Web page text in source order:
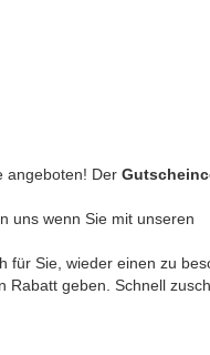
angeboten! Der
uns wenn Sie mit unseren
für Sie, wieder einen zu
Rabatt geben. Schnell